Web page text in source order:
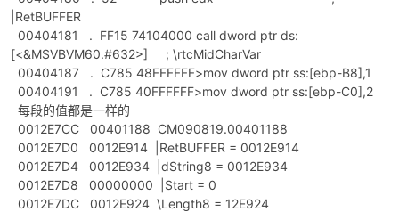
|RetBUFFER
00404181 . FF15 74104000 call dword ptr ds:
[<&MSVBVM60.#632>] ; \rtcMidCharVar
00404187 . C785 48FFFFFF>mov dword ptr ss:[ebp-B8],1
00404191 . C785 40FFFFFF>mov dword ptr ss:[ebp-C0],2
每段的值都是一样的
0012E7CC 00401188 CM090819.00401188
0012E7D0 0012E914 |RetBUFFER = 0012E914
0012E7D4 0012E934 |dString8 = 0012E934
0012E7D8 00000000 |Start = 0
0012E7DC 0012E924 \Length8 = 12E924